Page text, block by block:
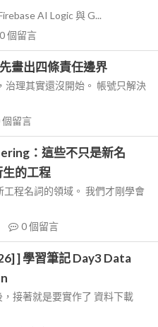
AI Logic 與 G...
0個留言
畫出四條責任邊界
治理其實還沒開始。 帳號只解決
個留言
：這些不只是新名
的工程
程名詞的領域。 我們才剛學會
0個留言
] 學習筆記 Day3 Data
接著就是要實作了 資料下載